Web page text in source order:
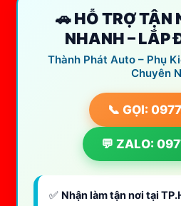
🚗 HỖ TRỢ TẬN
NHANH – LẮP
Thành Phát Auto – Phụ
Chuyên
📞 GỌI:
💬 ZALO:
✅ Nhận làm tận nơi tại